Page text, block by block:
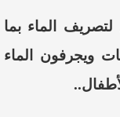
الماء بما
ويجرفون الماء